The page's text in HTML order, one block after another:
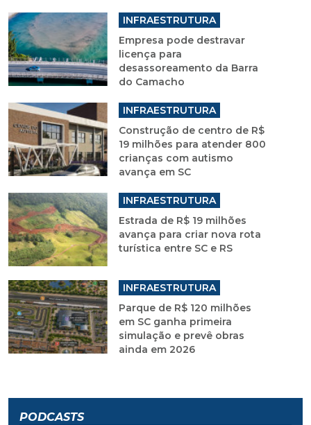
INFRAESTRUTURA
Empresa pode destravar
licença para
desassoreamento da Barra
do Camacho
INFRAESTRUTURA
Construção de centro de R$
19 milhões para atender 800
crianças com autismo
avança em SC
INFRAESTRUTURA
Estrada de R$ 19 milhões
avança para criar nova rota
turística entre SC e RS
INFRAESTRUTURA
Parque de R$ 120 milhões
em SC ganha primeira
simulação e prevê obras
ainda em 2026
PODCASTS